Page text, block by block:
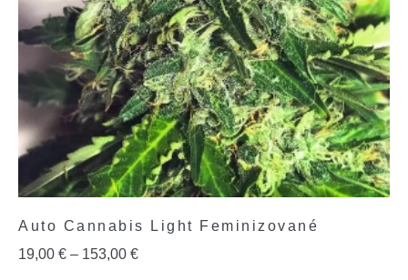
Auto Cannabis Light Feminizované
19,00 € – 153,00 €